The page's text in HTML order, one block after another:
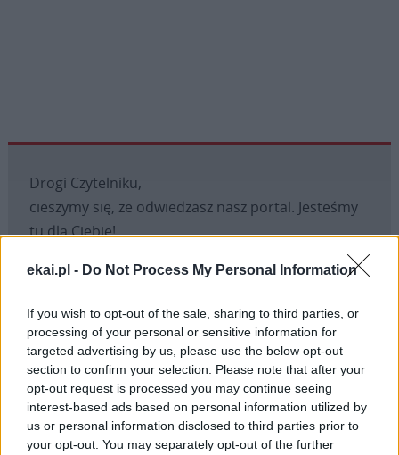
ekai.pl - Do Not Process My Personal Information
If you wish to opt-out of the sale, sharing to third parties, or
processing of your personal or sensitive information for
targeted advertising by us, please use the below opt-out
section to confirm your selection. Please note that after your
opt-out request is processed you may continue seeing
interest-based ads based on personal information utilized by
us or personal information disclosed to third parties prior to
your opt-out. You may separately opt-out of the further
Drogi Czytelniku,
cieszymy się, że odwiedzasz nasz portal. Jesteśmy
tu dla Ciebie!
informacje z życia Kościoła w Polsce i na świecie.
zadaniu będzie coraz trudniejsze.
Dlatego prosimy Cię o wsparcie portalu eKAI.pl za
pośrednictwem serwisu Patronite.
Dzięki Tobie będziemy mogli realizować naszą
misję. Więcej informacji znajdziesztutaj.